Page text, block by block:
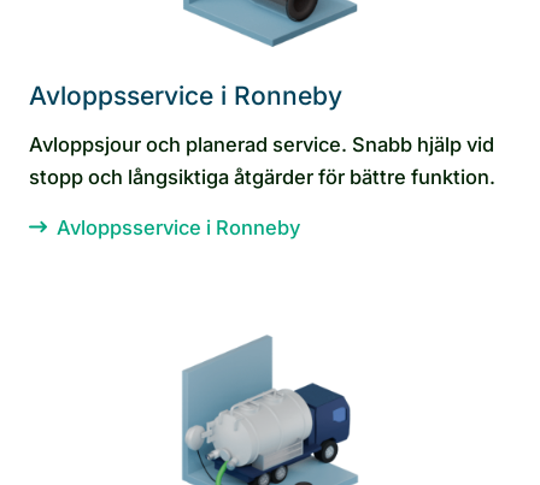
Avloppsservice i Ronneby
Avloppsjour och planerad service. Snabb hjälp vid
stopp och långsiktiga åtgärder för bättre funktion.
Avloppsservice i Ronneby